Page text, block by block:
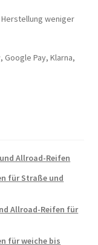
weniger
Pay, Klarna,
Allroad-Reifen
für Straße und
Allroad-Reifen für
für weiche bis